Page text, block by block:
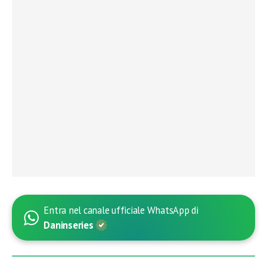
Entra nel canale ufficiale WhatsApp di
Daninseries